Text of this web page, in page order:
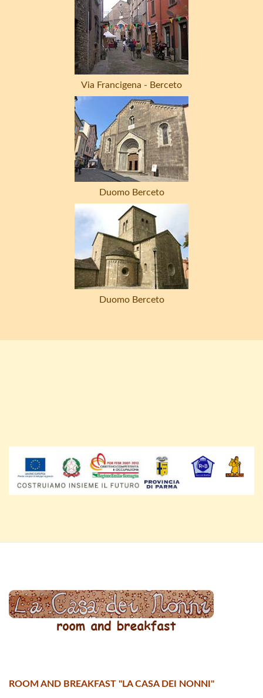
Via Francigena - Berceto
Duomo Berceto
Duomo Berceto
ROOM AND BREAKFAST "LA CASA DEI NONNI"